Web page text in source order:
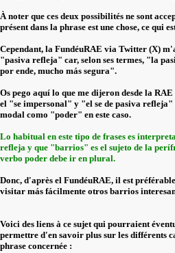
À noter que ces deux possibilités ne sont
présent dans la phrase est une chose, ce qui
Cependant, la FundéuRAE via Twitter (X)
"pasiva refleja" car, selon ses termes, "la
por ende, mucho más segura".
Os pego aquí lo que me dijeron desde la
el "se impersonal" y "el se de pasiva refleja"
modal como "poder" en este caso.
Lo habitual en este tipo de frases es
refleja y que "barrios" es el sujeto de la
verbo poder debe ir en plural.
Donc, d'après el FundéuRAE, il est
visitar más fácilmente otros barrios
Voici des liens à ce sujet qui pourraient
permettre d'en savoir plus sur les différents
phrase concernée :